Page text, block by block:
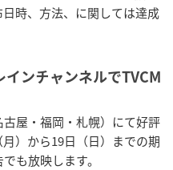
時、方法、に関しては達成
ンチャンネルでTVCM
屋・福岡・札幌）にて好評
）から19日（日）までの期
も放映します。